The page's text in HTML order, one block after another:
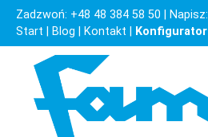
Zadzwoń: +48 48 384 58 50 | Napisz:
Start
Blog Kontakt Konfigurator